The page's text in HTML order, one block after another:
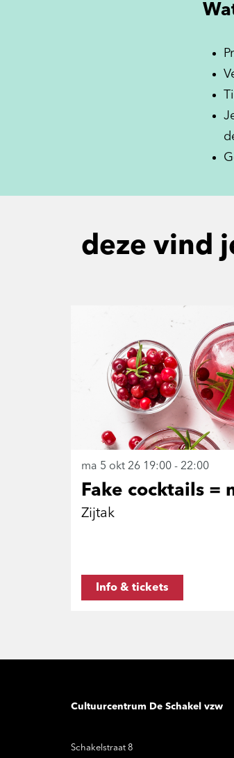
deze vind
Fake cocktails =
Zijtak
ma 5 okt 26 19:00 - 22:00
Info & tickets
Cultuurcentrum De Schakel vzw
Schakelstraat 8